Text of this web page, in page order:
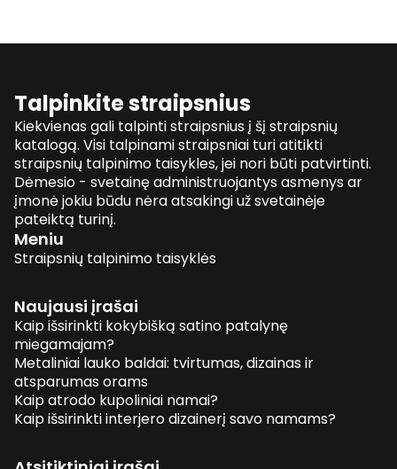
Talpinkite straipsnius
Kiekvienas gali talpinti straipsnius į šį straipsnių
katalogą. Visi talpinami straipsniai turi atitikti
straipsnių talpinimo taisykles, jei nori būti patvirtinti.
Dėmesio - svetainę administruojantys asmenys ar
įmonė jokiu būdu nėra atsakingi už svetainėje
pateiktą turinį.
Meniu
Straipsnių talpinimo taisyklės
Naujausi įrašai
Kaip išsirinkti kokybišką satino patalynę
miegamajam?
Metaliniai lauko baldai: tvirtumas, dizainas ir
atsparumas orams
Kaip atrodo kupoliniai namai?
Kaip išsirinkti interjero dizainerį savo namams?